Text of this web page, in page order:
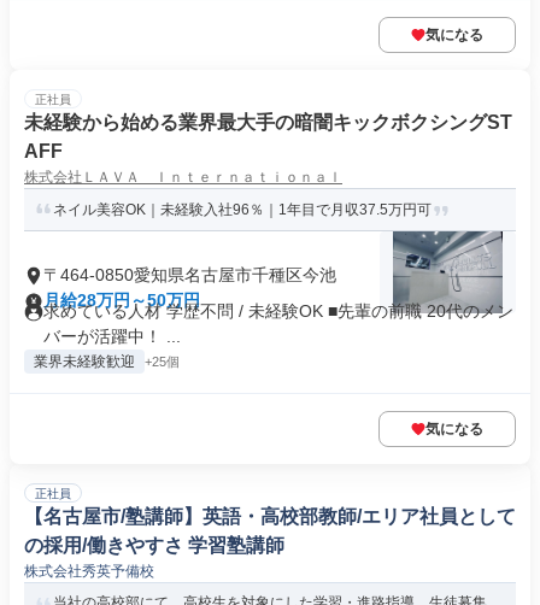
気になる
正社員
未経験から始める業界最大手の暗闇キックボクシングST
AFF
株式会社ＬＡＶＡ Ｉｎｔｅｒｎａｔｉｏｎａｌ
ネイル美容OK｜未経験入社96％｜1年目で月収37.5万円可
〒464-0850愛知県名古屋市千種区今池
月給28万円～50万円
求めている人材 学歴不問 / 未経験OK ■先輩の前職 20代のメン
バーが活躍中！ ...
業界未経験歓迎 +25個
気になる
正社員
【名古屋市/塾講師】英語・高校部教師/エリア社員として
の採用/働きやすさ 学習塾講師
株式会社秀英予備校